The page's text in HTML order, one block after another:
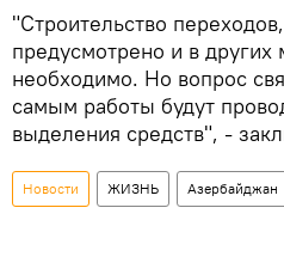
"Строительство
предусмотрено и в других
необходимо. Но вопрос
самым работы будут
выделения средств", -
Новости ЖИЗНЬ Азербайджан